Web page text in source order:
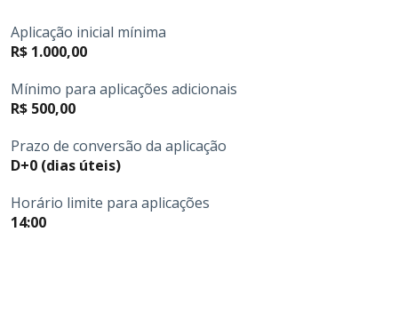
Aplicação inicial mínima
R$ 1.000,00
Mínimo para aplicações adicionais
R$ 500,00
Prazo de conversão da aplicação
D+0 (dias úteis)
Horário limite para aplicações
14:00